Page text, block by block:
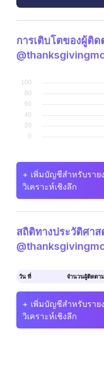
การเติบโตของผู้ติ
+ เพิ่มบัญชีสำหรับราย
วิเคราะห์เชิงลึก
สถิติทางประวัติศา
วัน ที่ จำนวนผู้ติดตาม
+ เพิ่มบัญชีสำหรับราย
วิเคราะห์เชิงลึก